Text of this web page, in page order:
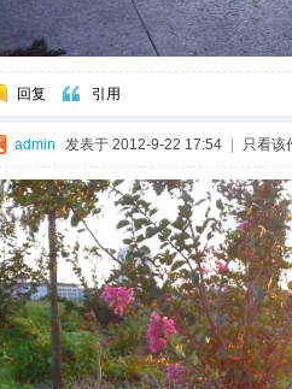
回复 引用
admin 发表于 2012-9-22 17:54 只看该